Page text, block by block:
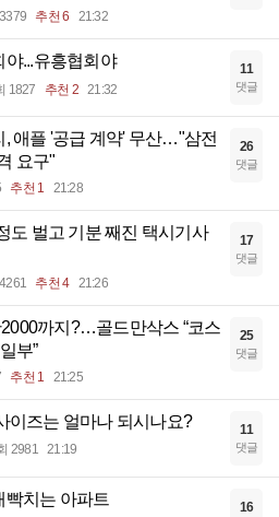
추천 6 21:32
야...유흥협회야
1827 추천 2 21:32
11
댓글
, 애플 '공급 계약' 무산…"삼전
요구"
추천 1 21:28
26
댓글
도 벌고 기분 째진 택시기사
추천 4 21:26
17
댓글
까지?…골드만삭스 “코스
부”
추천 1 21:25
25
댓글
이즈는 얼마나 되시나요?
2981 21:19
11
댓글
빡치는 아파트 16